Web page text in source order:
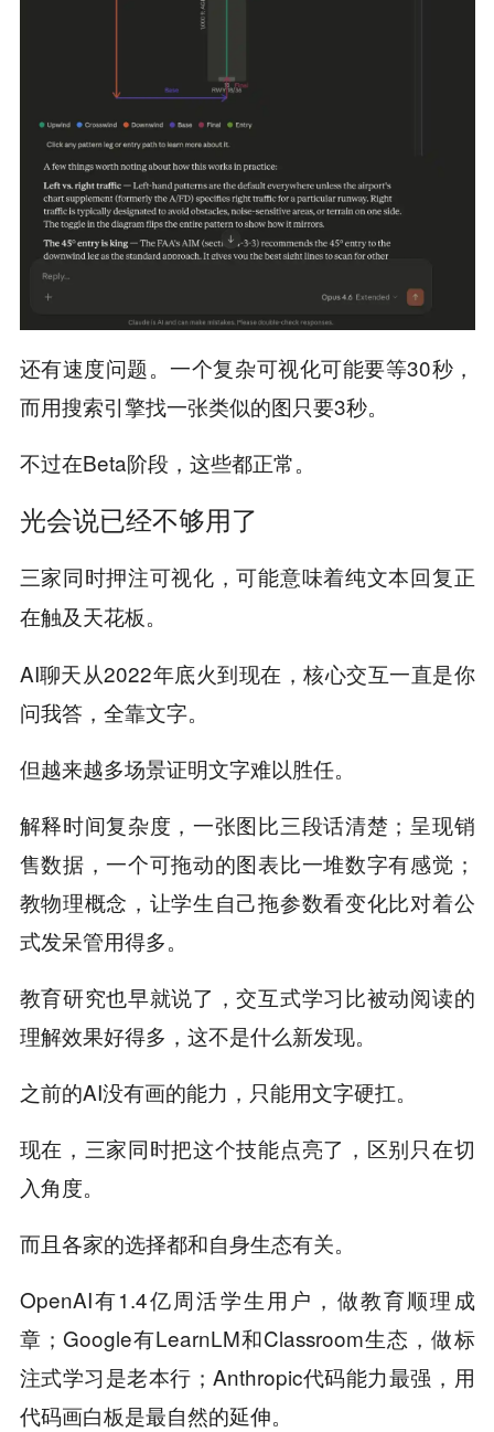
还有速度问题。一个复杂可视化可能要等30秒，
而用搜索引擎找一张类似的图只要3秒。
不过在Beta阶段，这些都正常。
光会说已经不够用了
三家同时押注可视化，可能意味着纯文本回复正
在触及天花板。
AI聊天从2022年底火到现在，核心交互一直是你
问我答，全靠文字。
但越来越多场景证明文字难以胜任。
解释时间复杂度，一张图比三段话清楚；呈现销
售数据，一个可拖动的图表比一堆数字有感觉；
教物理概念，让学生自己拖参数看变化比对着公
式发呆管用得多。
教育研究也早就说了，交互式学习比被动阅读的
理解效果好得多，这不是什么新发现。
之前的AI没有画的能力，只能用文字硬扛。
现在，三家同时把这个技能点亮了，区别只在切
入角度。
而且各家的选择都和自身生态有关。
OpenAI有1.4亿周活学生用户，做教育顺理成
章；Google有LearnLM和Classroom生态，做标
注式学习是老本行；Anthropic代码能力最强，用
代码画白板是最自然的延伸。